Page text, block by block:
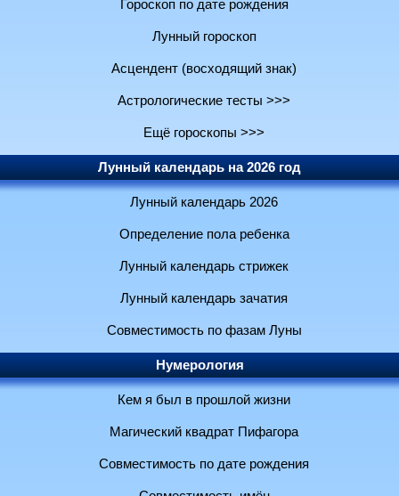
Гороскоп по дате рождения
Лунный гороскоп
Асцендент (восходящий знак)
Астрологические тесты >>>
Ещё гороскопы >>>
Лунный календарь на 2026 год
Лунный календарь 2026
Определение пола ребенка
Лунный календарь стрижек
Лунный календарь зачатия
Совместимость по фазам Луны
Нумерология
Кем я был в прошлой жизни
Магический квадрат Пифагора
Совместимость по дате рождения